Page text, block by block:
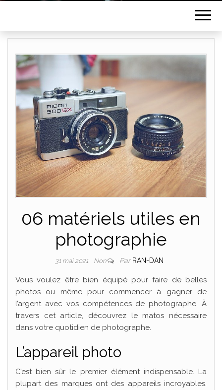
06 matériels utiles en
photographie
31 mai 2021 Non Par RAN-DAN
Vous voulez être bien équipé pour faire de belles
photos ou même pour commencer à gagner de
l’argent avec vos compétences de photographe. À
travers cet article, découvrez le matos nécessaire
dans votre quotidien de photographe.
L’appareil photo
C’est bien sûr le premier élément indispensable. La
plupart des marques ont des appareils incroyables.